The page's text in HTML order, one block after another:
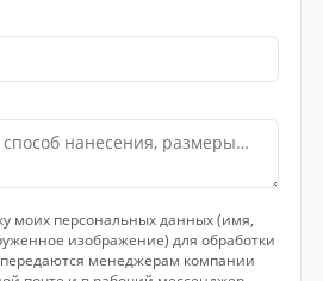
моих персональных данных (имя,
изображение) для обработки
менеджерам компании